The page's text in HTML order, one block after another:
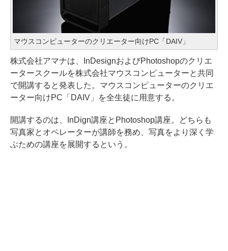
マウスコンピューターのクリエーター向けPC「DAIV」
株式会社アマナは、InDesignおよびPhotoshopのクリエ
ータースクールを株式会社マウスコンピューターと共同
で開講すると発表した。マウスコンピューターのクリエ
ーター向けPC「DAIV」を全生徒に用意する。
開講するのは、InDign講座とPhotoshop講座。どちらも
写真家とオペレーターが講師を務め、写真をより深く学
ぶための講座を展開するという。